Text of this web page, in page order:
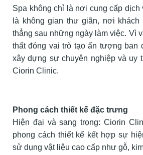
Spa không chỉ là nơi cung cấp dịch
là không gian thư giãn, nơi khách
thẳng sau những ngày làm việc. Vì
thất đóng vai trò tạo ấn tượng ban
xây dựng sự chuyên nghiệp và uy
Ciorin Clinic.
Phong cách thiết kế đặc trưng
Hiện đại và sang trọng: Ciorin
phong cách thiết kế kết hợp sự
sử dụng vật liệu cao cấp như gỗ,